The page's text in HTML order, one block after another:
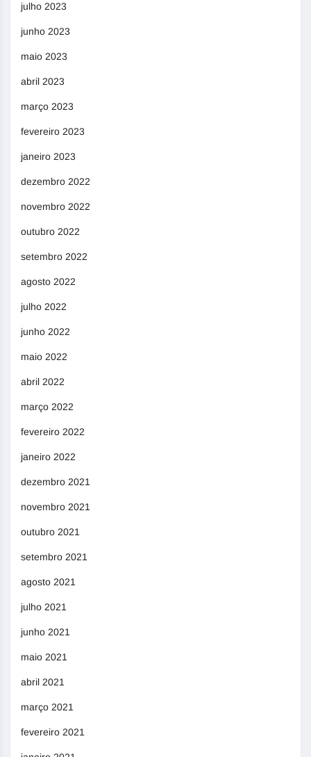
julho 2023
junho 2023
maio 2023
abril 2023
março 2023
fevereiro 2023
janeiro 2023
dezembro 2022
novembro 2022
outubro 2022
setembro 2022
agosto 2022
julho 2022
junho 2022
maio 2022
abril 2022
março 2022
fevereiro 2022
janeiro 2022
dezembro 2021
novembro 2021
outubro 2021
setembro 2021
agosto 2021
julho 2021
junho 2021
maio 2021
abril 2021
março 2021
fevereiro 2021